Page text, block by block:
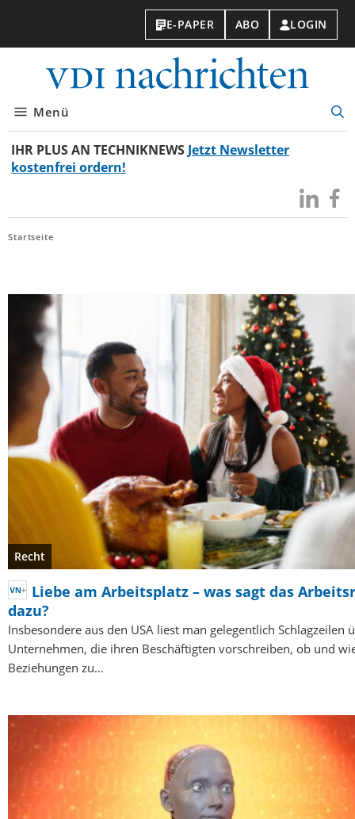
E-PAPER ABO LOGIN
Menü
IHR PLUS AN TECHNIKNEWS Jetzt Newsletter
kostenfrei ordern!
Besuchen
Sie
Sie
Startseite
Recht
Liebe am Arbeitsplatz – was sagt das
dazu?
Insbesondere aus den USA liest man gelegentlich Schlagzeilen
Unternehmen, die ihren Beschäftigten vorschreiben, ob und
Beziehungen zu…